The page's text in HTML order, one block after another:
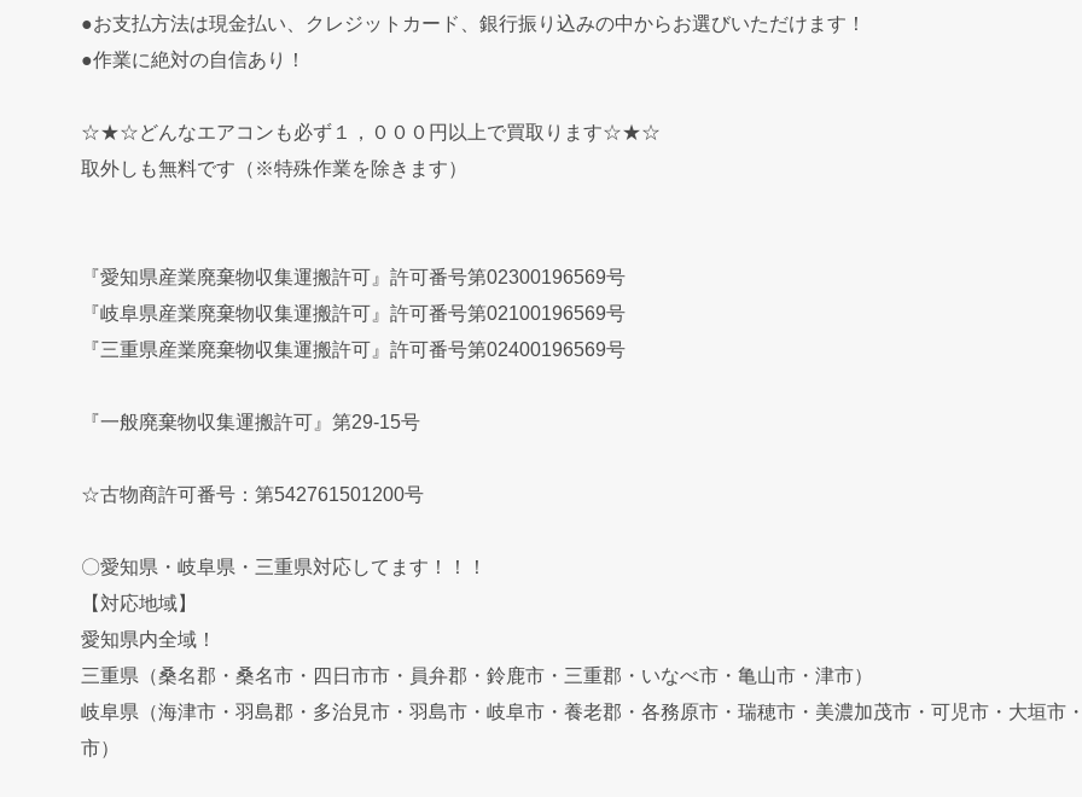
●お支払方法は現金払い、クレジットカード、銀行振り込みの中からお選びいただけます！
●作業に絶対の自信あり！
☆★☆どんなエアコンも必ず１，０００円以上で買取ります☆★☆
取外しも無料です（※特殊作業を除きます）
『愛知県産業廃棄物収集運搬許可』許可番号第02300196569号
『岐阜県産業廃棄物収集運搬許可』許可番号第02100196569号
『三重県産業廃棄物収集運搬許可』許可番号第02400196569号
『一般廃棄物収集運搬許可』第29-15号
☆古物商許可番号：第542761501200号
〇愛知県・岐阜県・三重県対応してます！！！
【対応地域】
愛知県内全域！
三重県（桑名郡・桑名市・四日市市・員弁郡・鈴鹿市・三重郡・いなべ市・亀山市・津市）
岐阜県（海津市・羽島郡・多治見市・羽島市・岐阜市・養老郡・各務原市・瑞穂市・美濃加茂市・可児市・大垣市
市）